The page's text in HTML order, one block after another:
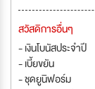
สวัสดิการอื่นๆ
- เงินโบนัสประจำปี
- เบี้ยขยัน
- ชุดยูนิฟอร์ม